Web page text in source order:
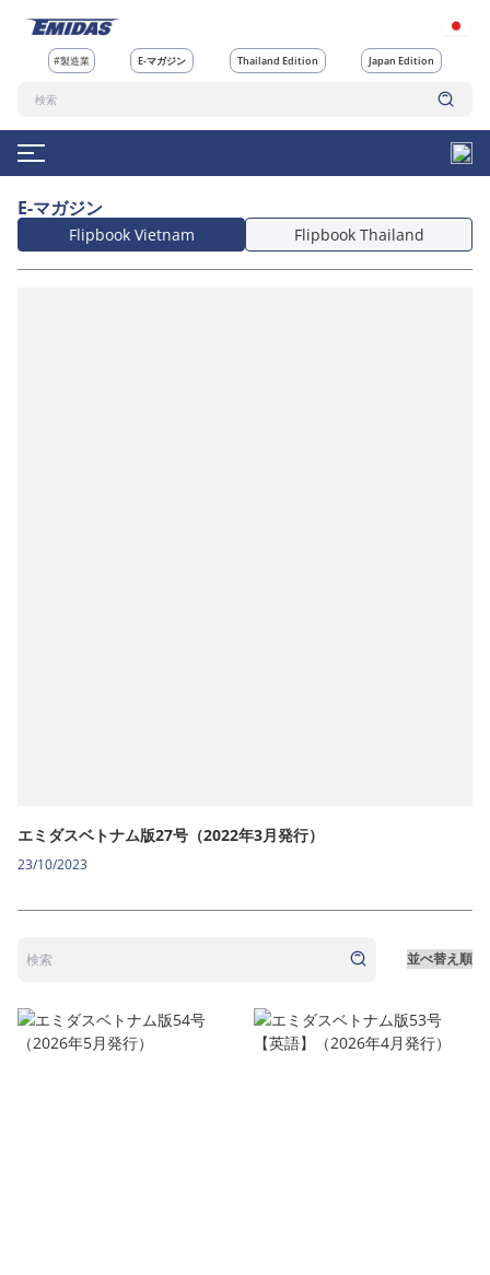
#製造業 E-マガジン Thailand Edition Japan Edition
E-マガジン
Flipbook Vietnam Flipbook Thailand
エミダスベトナム版27号（2022年3月発行）
23/10/2023